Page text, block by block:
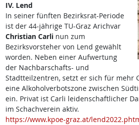
IV. Lend
In seiner fünften Bezirksrat-Periode
ist der 44-jährige TU-Graz Arichvar
Christian Carlinun zum
Bezirksvorsteher von Lend gewählt
worden. Neben einer Aufwertung
der Nachbarschafts- und
Stadtteilzentren, setzt er sich für mehr
eine Alkoholverbotszone zwischen
ein. Privat ist Carli leidenschaftlicher
im Schachverein aktiv.
https://www.kpoe-graz.at/